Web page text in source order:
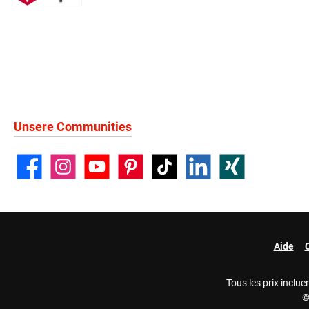
Unsere Communities
FacebookInstagramYouTube Pinterest TikTok LinkedIn Xing
Aide
Tous les prix